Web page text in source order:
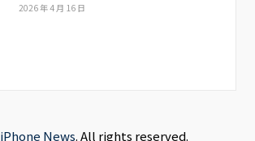
2026 年 4 月 16 日
iPhone News. All rights reserved.